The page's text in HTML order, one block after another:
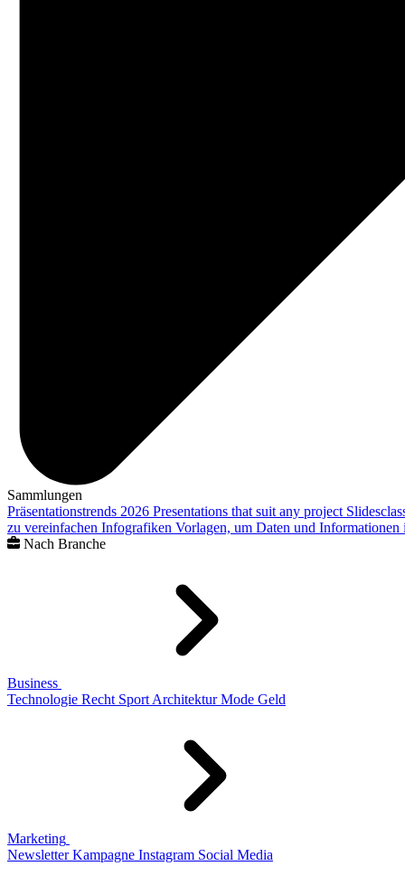
Sammlungen
Präsentationstrends 2026 Presentations that suit any project
zu vereinfachen Infografiken Vorlagen, um Daten und
Nach Branche
Business
Technologie Recht Sport Architektur Mode Geld
Marketing
Newsletter Kampagne Instagram Social Media